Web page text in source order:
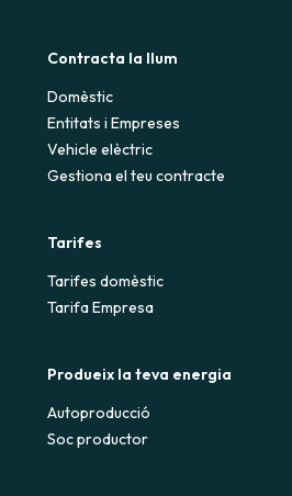
Contracta la llum
Domèstic
Entitats i Empreses
Vehicle elèctric
Gestiona el teu contracte
Tarifes
Tarifes domèstic
Tarifa Empresa
Produeix la teva energia
Autoproducció
Soc productor